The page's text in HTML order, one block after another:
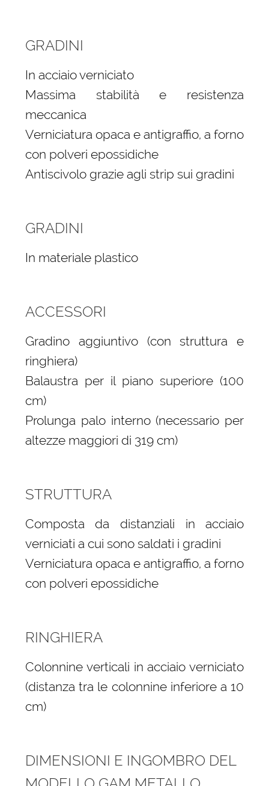
GRADINI
In acciaio verniciato
Massima stabilità e resistenza
meccanica
Verniciatura opaca e antigraffio, a forno
con polveri epossidiche
Antiscivolo grazie agli strip sui gradini
GRADINI
In materiale plastico
ACCESSORI
Gradino aggiuntivo (con struttura e
ringhiera)
Balaustra per il piano superiore (100
cm)
Prolunga palo interno (necessario per
altezze maggiori di 319 cm)
STRUTTURA
Composta da distanziali in acciaio
verniciati a cui sono saldati i gradini
Verniciatura opaca e antigraffio, a forno
con polveri epossidiche
RINGHIERA
Colonnine verticali in acciaio verniciato
(distanza tra le colonnine inferiore a 10
cm)
DIMENSIONI E INGOMBRO DEL